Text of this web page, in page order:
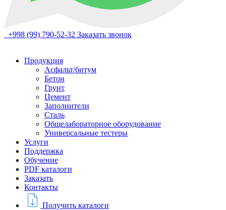
+998 (99) 790-52-32 Заказать звонок
Продукция
Асфальт/битум
Бетон
Грунт
Цемент
Заполнители
Сталь
Общелабораторное оборудование
Универсальные тестеры
Услуги
Поддержка
Обучение
PDF каталоги
Заказать
Контакты
Получить каталоги